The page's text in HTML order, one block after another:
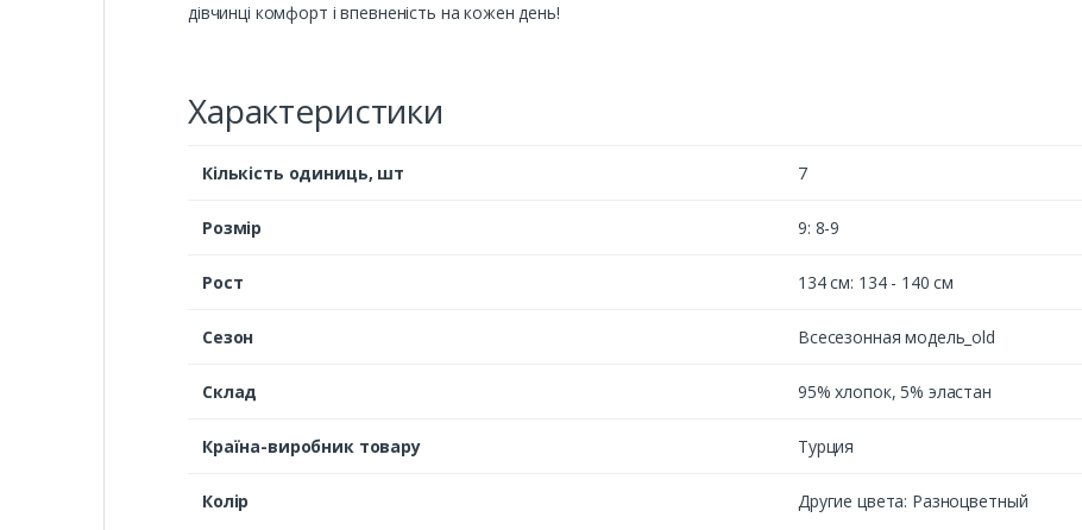
дівчинці комфорт і впевненість на кожен день!
Характеристики
Кількість одиниць, шт 7
Розмір 9: 8-9
Рост 134 см: 134 - 140 см
Сезон Всесезонная модель_old
Cклад 95% хлопок, 5% эластан
Країна-виробник товару Турция
Колір Другие цвета: Разноцветный